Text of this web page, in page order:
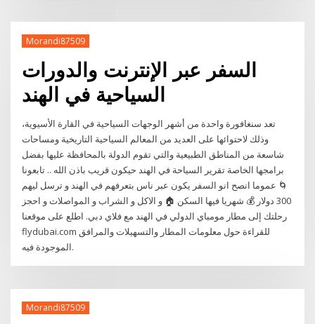
Morandi87509
السفر عبر الإنترنت والدورات
السياحية في الهند
تعد سنغافورة واحدة من أشهر الوجهات السياحية في القارة الأسيوية،
وذلك لاحتوائها على العديد من المعالم السياحية التاريخية ومساحات
شاسعة من المناطق الطبيعية والتي تقوم الدولة بالمحافظة عليها بفضل
برامجها الخاصة تقرير السياحة في الهند حيكون قريب باذن الله .. تابعونا
🌀 عموما انصح انو السفر يكون عبر ناس بتعرفهم في الهند و ترسل ليهم
300 دولار 💰 شهريا فيها السكن 🏠 و الاكل و الشراب و المواصلات و احجز
رحلتك إلى مطار مومباي الدولي في الهند مع فلاي دبي. اطلع على موقعنا
flydubai.com للقراءة حول معلومات المطار والتسهيلات والمرافق
الموجودة فيه.
Morandi87509